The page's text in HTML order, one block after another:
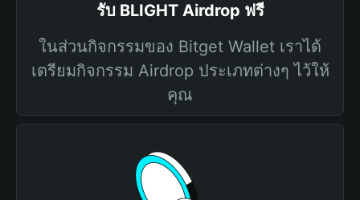
รับ BLIGHT Airdrop ฟรี
ในส่วนกิจกรรมของ Bitget Wallet เราได้
เตรียมกิจกรรม Airdrop ประเภทต่างๆ ไว้ให้
คุณ